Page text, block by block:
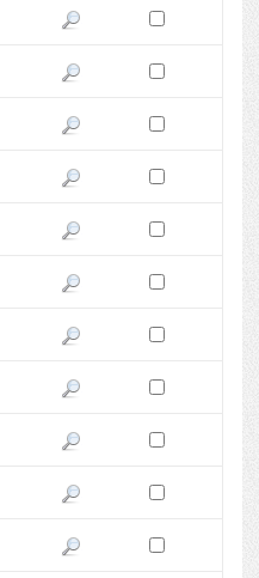
Pokaż podgląd wersji z dnia
Zaznacz wersję do
Pokaż podgląd wersji z dnia
Zaznacz wersję do
Pokaż podgląd wersji z dnia
Zaznacz wersję do
Pokaż podgląd wersji z dnia
Zaznacz wersję do
Pokaż podgląd wersji z dnia
Zaznacz wersję do
Pokaż podgląd wersji z dnia
Zaznacz wersję do
Pokaż podgląd wersji z dnia
Zaznacz wersję do
Pokaż podgląd wersji z dnia
Zaznacz wersję do
Pokaż podgląd wersji z dnia
Zaznacz wersję do
Pokaż podgląd wersji z dnia
Zaznacz wersję do
Pokaż podgląd wersji z dnia
Zaznacz wersję do